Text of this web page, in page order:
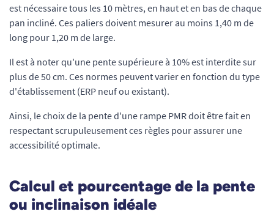
est nécessaire tous les 10 mètres, en haut et en bas de chaque
pan incliné. Ces paliers doivent mesurer au moins 1,40 m de
long pour 1,20 m de large.
Il est à noter qu'une pente supérieure à 10% est interdite sur
plus de 50 cm. Ces normes peuvent varier en fonction du type
d'établissement (ERP neuf ou existant).
Ainsi, le choix de la pente d'une rampe PMR doit être fait en
respectant scrupuleusement ces règles pour assurer une
accessibilité optimale.
Calcul et pourcentage de la pente
ou inclinaison idéale